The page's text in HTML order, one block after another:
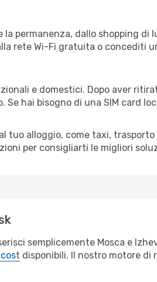
permanenza, dallo shopping
rete Wi-Fi gratuita o concediti
e domestici. Dopo aver
hai bisogno di una SIM card
tuo alloggio, come taxi,
per consigliarti le migliori
semplicemente Mosca e
disponibili. Il nostro motore